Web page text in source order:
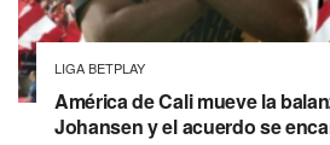
LIGA BETPLAY
América de Cali mueve la
Johansen y el acuerdo se